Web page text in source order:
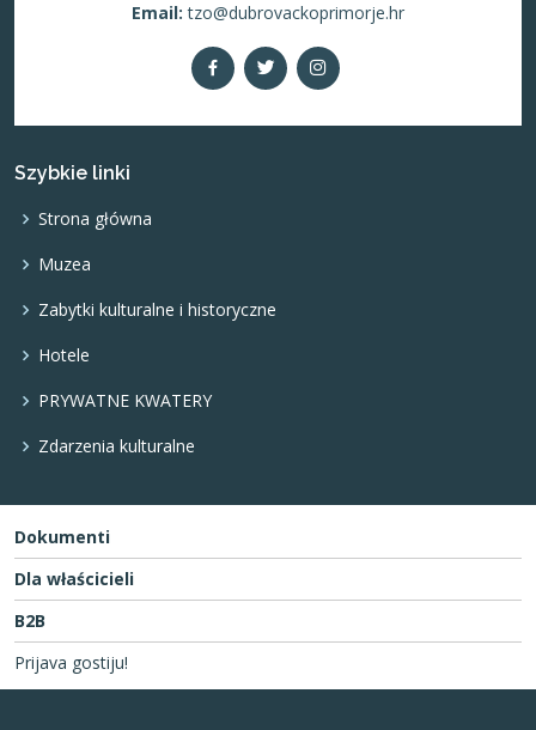
Email: tzo@dubrovackoprimorje.hr
Szybkie linki
Strona główna
Muzea
Zabytki kulturalne i historyczne
Hotele
PRYWATNE KWATERY
Zdarzenia kulturalne
Dokumenti
Dla właścicieli
B2B
Prijava gostiju!